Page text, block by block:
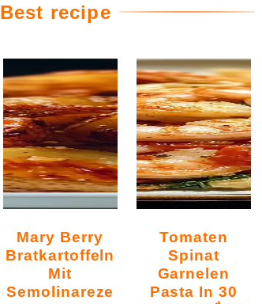
Best recipe
Mary Berry
Bratkartoffeln
Mit
Semolinareze
Tomaten
Spinat
Garnelen
Pasta In 30